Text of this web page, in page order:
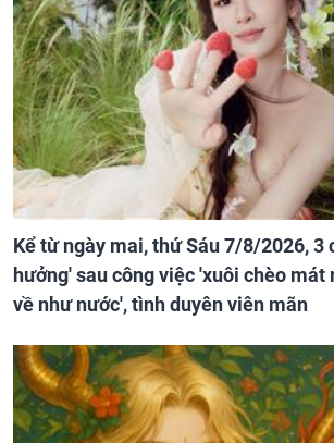
Kể từ ngày mai, thứ Sáu 7/8/2026, 3
hưởng' sau công việc 'xuôi chèo
về như nước', tình duyên viên mãn